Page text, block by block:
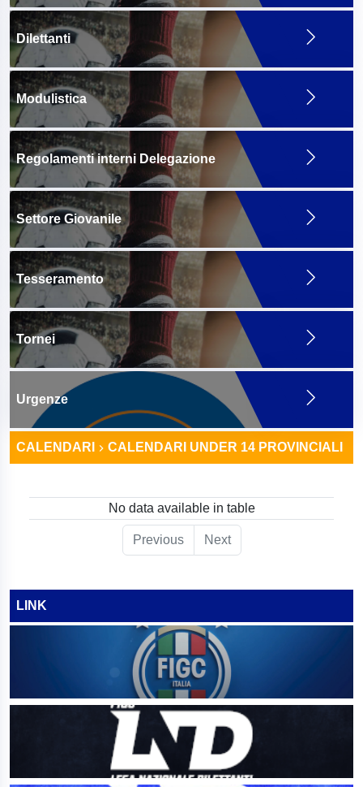
Dilettanti
Modulistica
Regolamenti interni Delegazione
Settore Giovanile
Tesseramento
Tornei
Urgenze
CALENDARI CALENDARI UNDER 14 PROVINCIALI
No data available in table
Previous Next
LINK